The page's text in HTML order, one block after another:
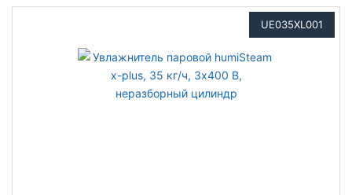
UE035XL001